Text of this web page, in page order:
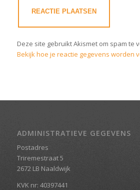
Deze site gebruikt Akismet om spam te
Bekijk hoe je reactie gegevens worden
ADMINISTRATIEVE GEGEVENS
Postadres
Triremestraat 5
2672 LB Naaldwijk
KVK nr: 40397441